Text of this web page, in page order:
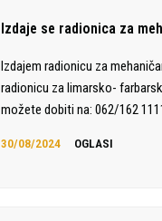
Izdaje se radionica za
Izdajem radionicu za
radionicu za limarsko-
možete dobiti na: 062/162
30/08/2024 OGLASI